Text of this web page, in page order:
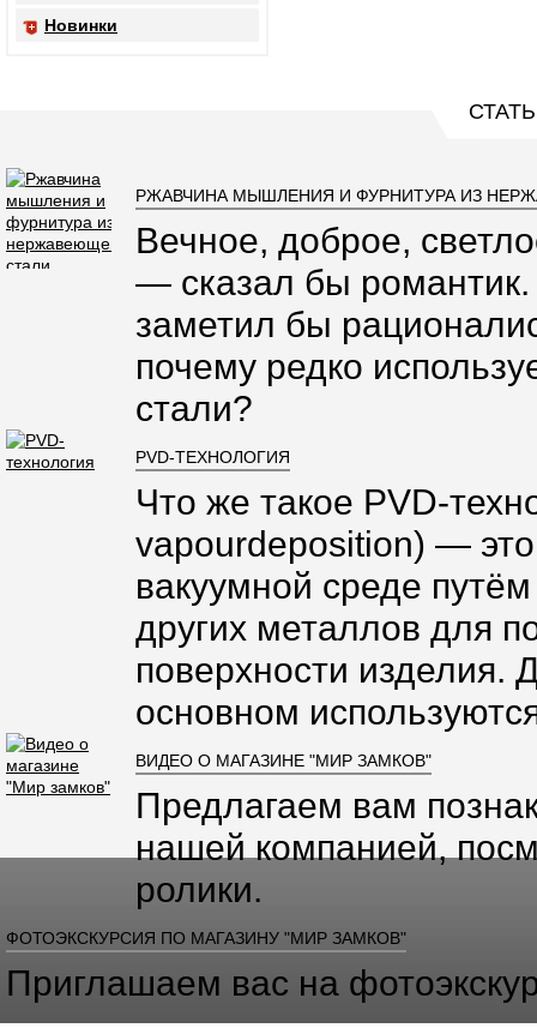
Новинки
РЖАВЧИНА МЫШЛЕНИЯ И ФУРНИТУРА ИЗ
Вечное, доброе,
— сказал бы
заметил бы
почему редко
стали?
PVD-ТЕХНОЛОГИЯ
Что же такое PVD-
vapourdeposition) —
вакуумной среде
других металлов для
поверхности изделия.
основном
ВИДЕО О МАГАЗИНЕ "МИР ЗАМКОВ"
Предлагаем вам
нашей компанией,
ролики.
ФОТОЭКСКУРСИЯ ПО МАГАЗИНУ "МИР ЗАМКОВ"
Приглашаем вас на